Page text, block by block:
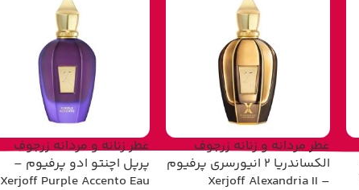
عطر مردانه و زنانه زرجوف
الکساندریا 2 انیورسری پرفیوم
– Xerjoff Alexandria II
عطر زنانه و مردانه زرجوف
پرپل اچنتو ادو پرفیوم –
Xerjoff Purple Accento Eau